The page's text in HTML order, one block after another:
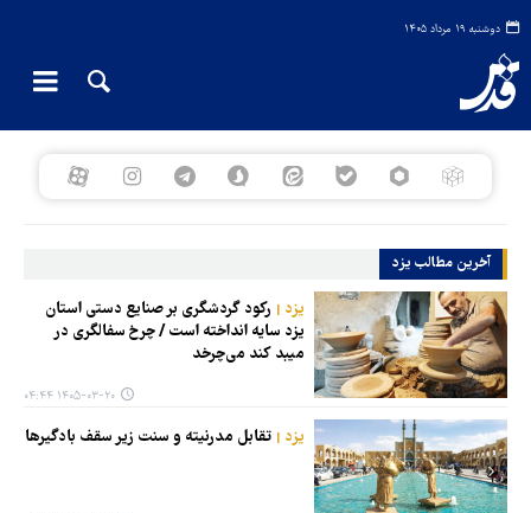
دوشنبه ۱۹ مرداد ۱۴۰۵
آخرین مطالب یزد
یزد
رکود گردشگری بر صنایع دستی استان
یزد سایه انداخته است / چرخ سفالگری در
میبد کند می‌چرخد
۱۴۰۵-۰۳-۲۰ ۰۴:۴۴
یزد تقابل مدرنیته و سنت زیر سقف بادگیرها